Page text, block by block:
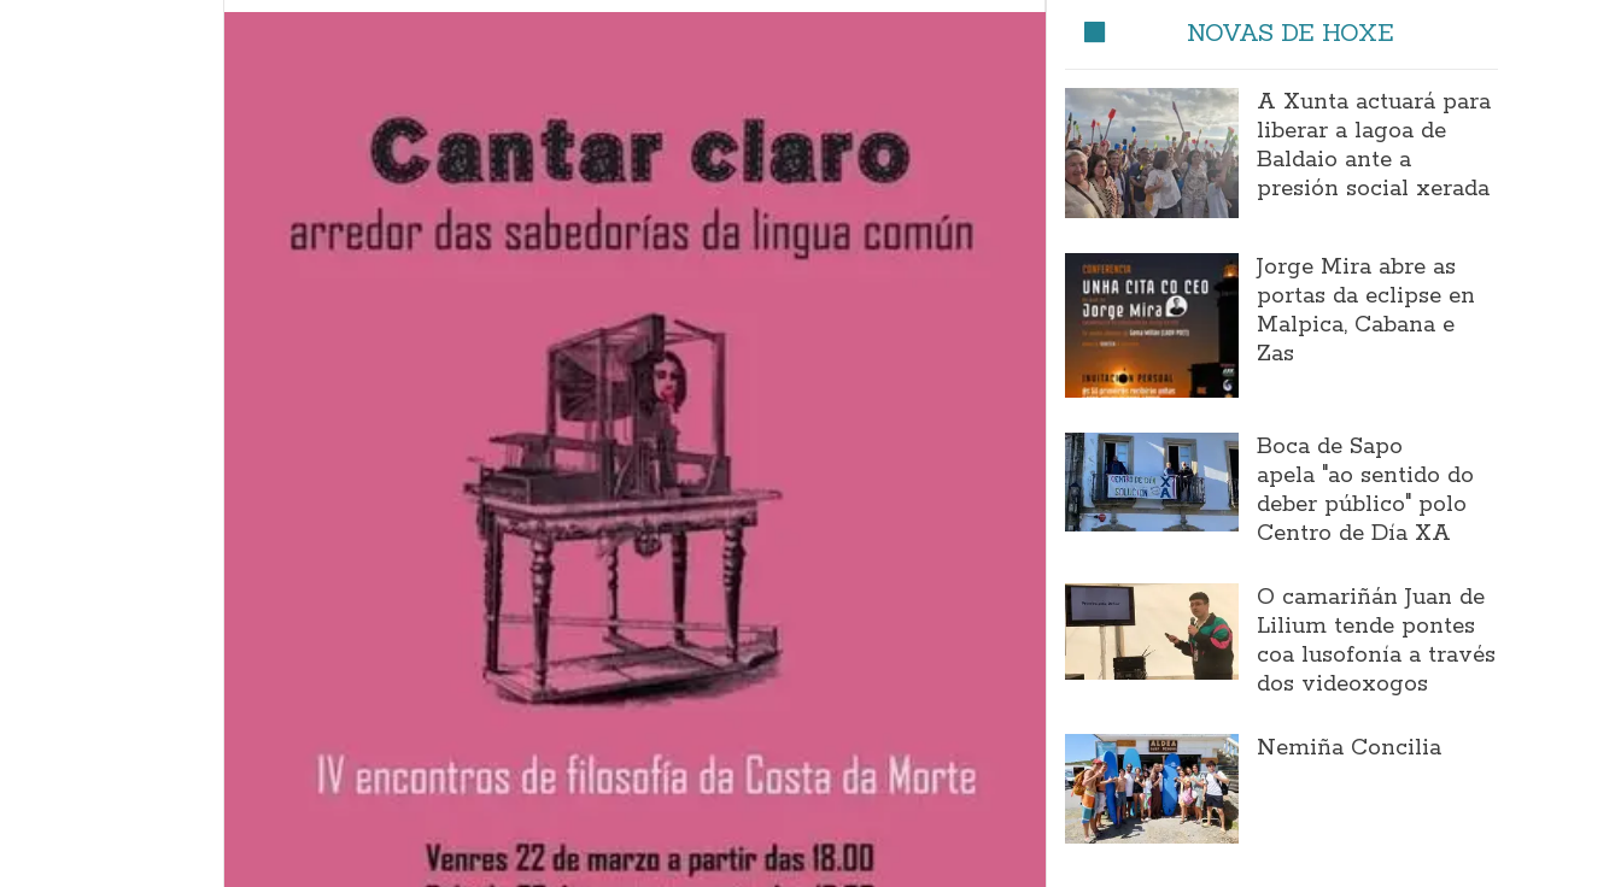
NOVAS DE HOXE
A Xunta actuará para
liberar a lagoa de
Baldaio ante a
presión social xerada
Jorge Mira abre as
portas da eclipse en
Malpica, Cabana e
Zas
Boca de Sapo
apela "ao sentido do
deber público" polo
Centro de Día XA
O camariñán Juan de
Lilium tende pontes
coa lusofonía a través
dos videoxogos
Nemiña Concilia